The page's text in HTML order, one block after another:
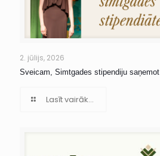
2. jūlijs, 2026
Sveicam, Simtgades stipendiju saņemot
Lasīt vairāk...